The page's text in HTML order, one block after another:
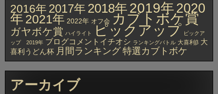
2016年 2017年 2018年 2019年2020
年 2021年 2022年 オフ会 カブトボケ賞
ガヤボケ賞 ハイライト ピックアップ ピックア
ップ 2019年 ブログコメントイチオシ ランキングバトル 大喜利β 大
喜利うどん杯 月間ランキング特選カブトボケ
アーカイブ